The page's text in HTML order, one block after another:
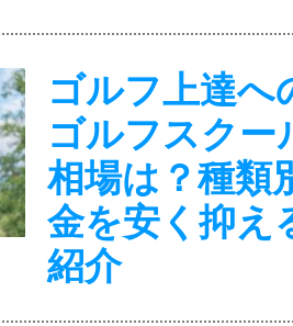
ゴルフ上達へ
ゴルフスクー
相場は？種類
金を安く抑え
紹介